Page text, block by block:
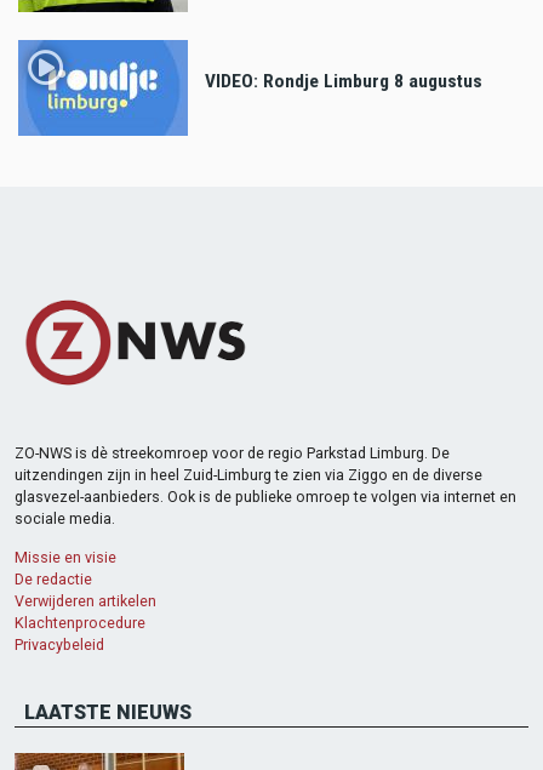
VIDEO: Rondje Limburg 8 augustus
ZO-NWS is dè streekomroep voor de regio Parkstad Limburg. De
uitzendingen zijn in heel Zuid-Limburg te zien via Ziggo en de diverse
glasvezel-aanbieders. Ook is de publieke omroep te volgen via internet en
sociale media.
Missie en visie
De redactie
Verwijderen artikelen
Klachtenprocedure
Privacybeleid
LAATSTE NIEUWS